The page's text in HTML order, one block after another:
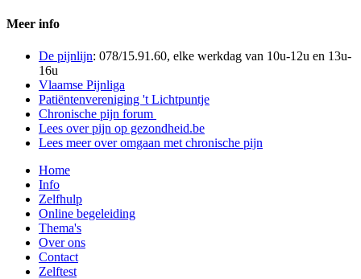
Meer info
De pijnlijn: 078/15.91.60, elke werkdag van 10u-12u en 13u-
16u
Vlaamse Pijnliga
Patiëntenvereniging 't Lichtpuntje
Chronische pijn forum
Lees over pijn op gezondheid.be
Lees meer over omgaan met chronische pijn
Home
Info
Zelfhulp
Online begeleiding
Thema's
Over ons
Contact
Zelftest